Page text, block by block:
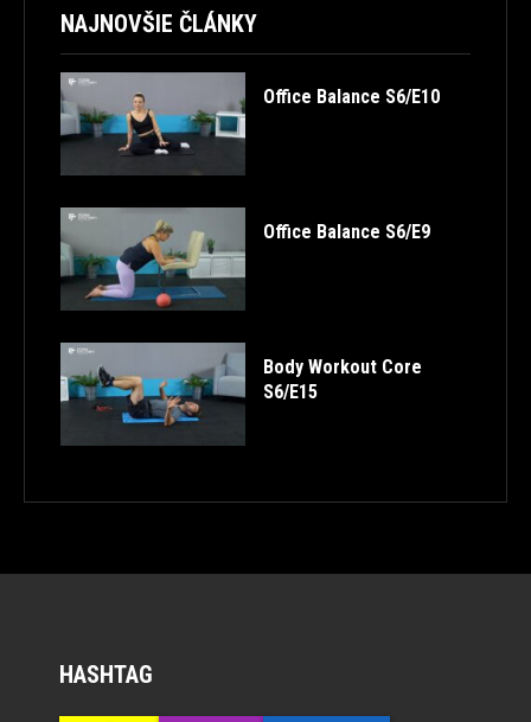
NAJNOVŠIE ČLÁNKY
Office Balance S6/E10
Office Balance S6/E9
Body Workout Core
S6/E15
HASHTAG